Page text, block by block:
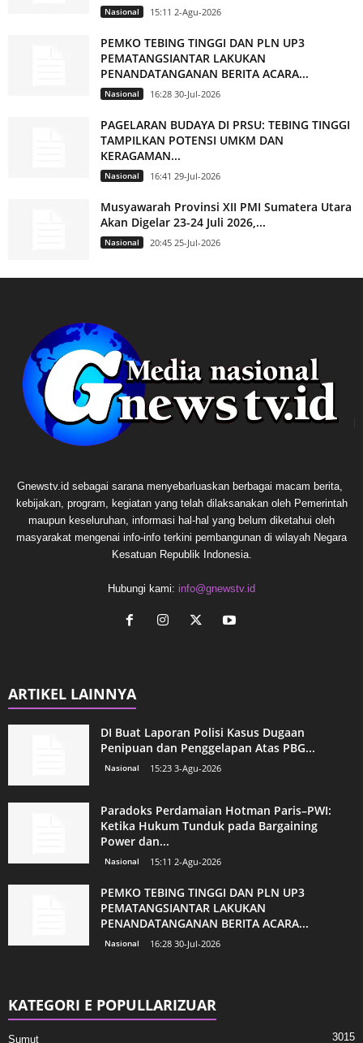
Nasional 15:11 2-Agu-2026
PEMKO TEBING TINGGI DAN PLN UP3
PEMATANGSIANTAR LAKUKAN
PENANDATANGANAN BERITA ACARA...
Nasional 16:28 30-Jul-2026
PAGELARAN BUDAYA DI PRSU: TEBING TINGGI
TAMPILKAN POTENSI UMKM DAN
KERAGAMAN...
Nasional 16:41 29-Jul-2026
Musyawarah Provinsi XII PMI Sumatera Utara
Akan Digelar 23-24 Juli 2026,...
Nasional 20:45 25-Jul-2026
Gnewstv.id sebagai sarana menyebarluaskan berbagai macam berita,
kebijakan, program, kegiatan yang telah dilaksanakan oleh Pemerintah
maupun keseluruhan, informasi hal-hal yang belum diketahui oleh
masyarakat mengenai info-info terkini pembangunan di wilayah Negara
Kesatuan Republik Indonesia.
Hubungi kami: info@gnewstv.id
ARTIKEL LAINNYA
DI Buat Laporan Polisi Kasus Dugaan
Penipuan dan Penggelapan Atas PBG...
Nasional 15:23 3-Agu-2026
Paradoks Perdamaian Hotman Paris–PWI:
Ketika Hukum Tunduk pada Bargaining
Power dan...
Nasional 15:11 2-Agu-2026
PEMKO TEBING TINGGI DAN PLN UP3
PEMATANGSIANTAR LAKUKAN
PENANDATANGANAN BERITA ACARA...
Nasional 16:28 30-Jul-2026
KATEGORI E POPULLARIZUAR
Sumut 3015